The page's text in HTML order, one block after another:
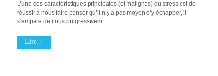
L’une des caractéristiques principales (et malignes) du stress est de
réussir à nous faire penser qu’il n’y a pas moyen d’y échapper, il
s’empare de nous progressivem...
Lire +